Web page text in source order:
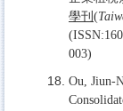
學刊 (
003)
Ou, Jiun-